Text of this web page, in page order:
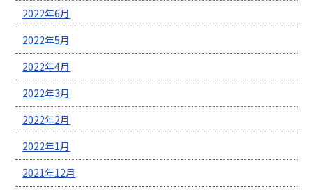
2022年6月
2022年5月
2022年4月
2022年3月
2022年2月
2022年1月
2021年12月